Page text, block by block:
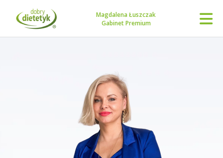
Magdalena Łuszczak
Gabinet Premium